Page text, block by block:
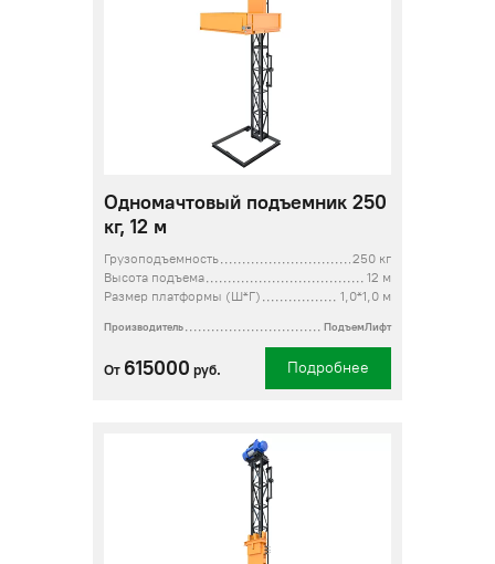
Одномачтовый подъемник 250
кг, 12 м
Грузоподъемность
250 кг
Высота подъема
12 м
Размер платформы (Ш*Г)
1,0*1,0 м
Производитель ПодъемЛифт
От 615000 руб. Подробнее